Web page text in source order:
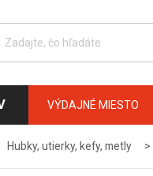
VÝDAJNÉ MIESTO
Hubky, utierky, kefy, metly